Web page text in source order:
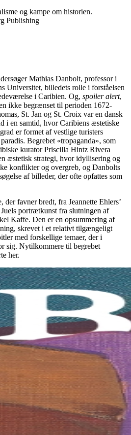
og kampe om historien.
Publishing
Mathias Danbolt, professor i
Universitet, billedets rolle i forståelsen
i Caribien. Og, spoiler alert,
ikke begrænset til perioden 1672-
St. Jan og St. Croix var en dansk
i en samtid, hvor Caribiens æstetiske
er formet af vestlige turisters
Begrebet «tropaganda», som
kurator Priscilla Hintz Rivera
æstetisk strategi, hvor idyllisering og
konflikter og overgreb, og Danbolts
af billeder, der ofte opfattes som
der favner bredt, fra Jeannette Ehlers’
portrætkunst fra slutningen af
Kaffe. Den er en opsummering af
skrevet i et relativt tilgængeligt
med forskellige temaer, der i
sig. Nytilkommere til begrebet
her.